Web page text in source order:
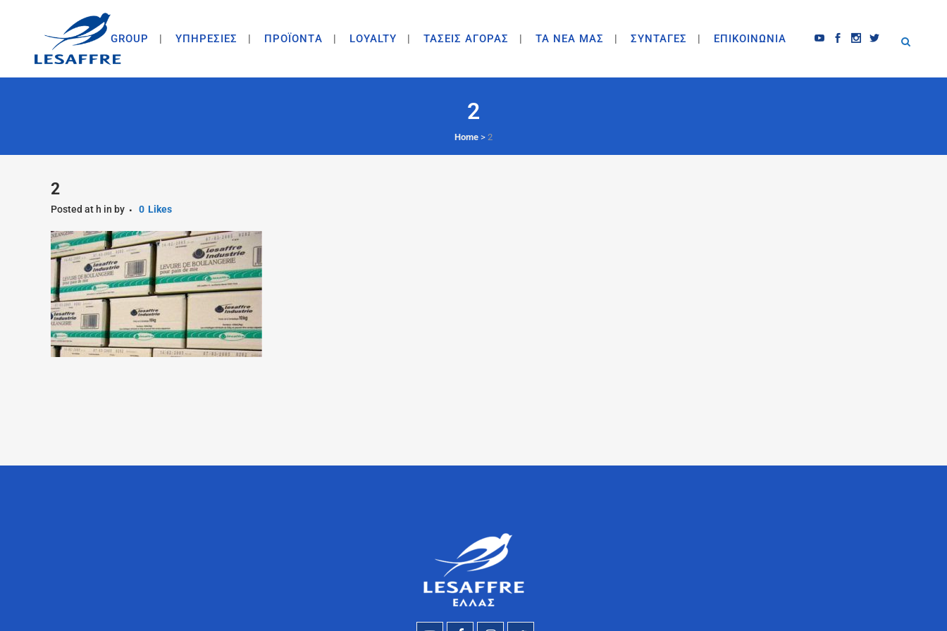
GROUP ΥΠΗΡΕΣΙΕΣ ΠΡΟΪΟΝΤA LOYALTY ΤΑΣΕΙΣ ΑΓΟΡΑΣ ΤΑ ΝΕΑ ΜΑΣ ΣΥΝΤΑΓΕΣ ΕΠΙΚΟΙΝΩΝΙΑ
2
Home > 2
2
Posted at h in by 0 Likes